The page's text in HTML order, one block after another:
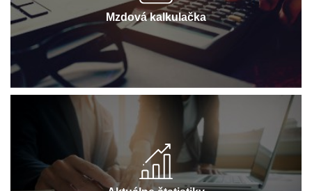
Mzdová kalkulačka